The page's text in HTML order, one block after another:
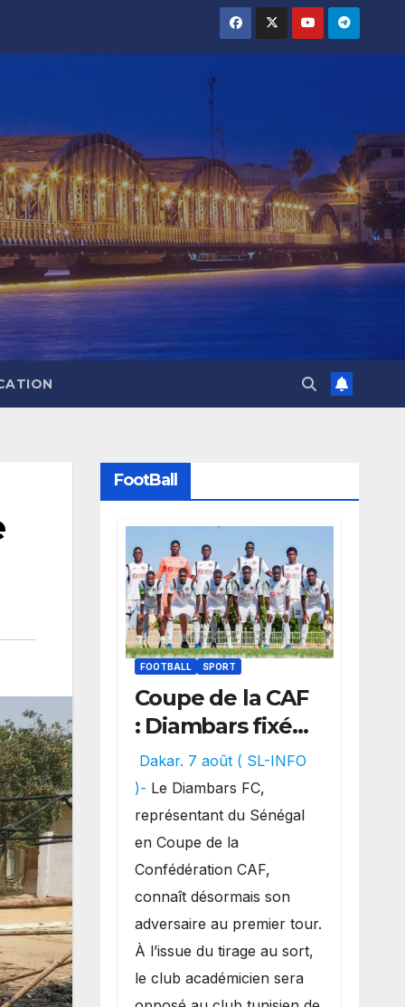
FootBall
FOOTBALL SPORT
Coupe de la CAF
: Diambars fixé
sur son destin
africain, l’ES
Zarzis sera son
premier
obstacle.
Dakar. 7 août ( SL-INFO
)- Le Diambars FC,
représentant du Sénégal
en Coupe de la
Confédération CAF,
connaît désormais son
adversaire au premier tour.
À l’issue du tirage au sort,
le club académicien sera